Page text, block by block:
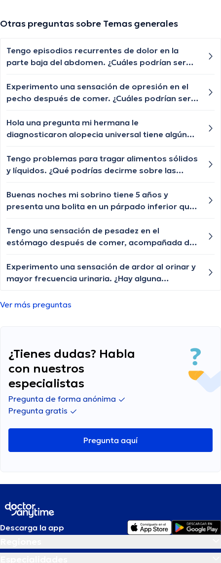
Otras preguntas sobre Temas generales
Tengo episodios recurrentes de dolor en la
parte baja del abdomen. ¿Cuáles podrían ser
cuándo debería buscar atención médica?
Experimento una sensación de opresión en el
pecho después de comer. ¿Cuáles podrían ser
opresión y cuándo debería buscar atención
médica?
Hola una pregunta mi hermana le
diagnosticaron alopecia universal tiene algún
las cejas y pestañas , aunque ya le están
creciendo de a poquito pero lento y chiquititos
pestañas igual algún tratamiento q le ayude a
crecer o esa enfermedad ya no tiene
Tengo problemas para tragar alimentos sólidos
y líquidos. ¿Qué podrías decirme sobre las
buscar ayuda médica?
Buenas noches mi sobrino tiene 5 años y
presenta una bolita en un párpado inferior que
vuelve aparecer, qué especialista nos puede
ayudar?
Tengo una sensación de pesadez en el
estómago después de comer, acompañada de
posibles causas de esta sensación y cuándo
debería buscar orientación médica?
Experimento una sensación de ardor al orinar y
mayor frecuencia urinaria. ¿Hay alguna
se recomiendan?
Ver más preguntas
¿Tienes dudas? Habla
con nuestros
especialistas
Pregunta de forma anónima
Pregunta gratis
Pregunta aquí
Descarga la app